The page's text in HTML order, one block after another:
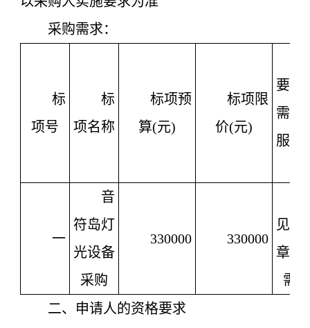
采购需求：
标
项号
标
项名称
标项预
算(元)
标项限
价(元)
要技
需求
服务
一
音
符岛灯
光设备
采购
330000 330000
见第
章采
需求
二、申请人的资格要求